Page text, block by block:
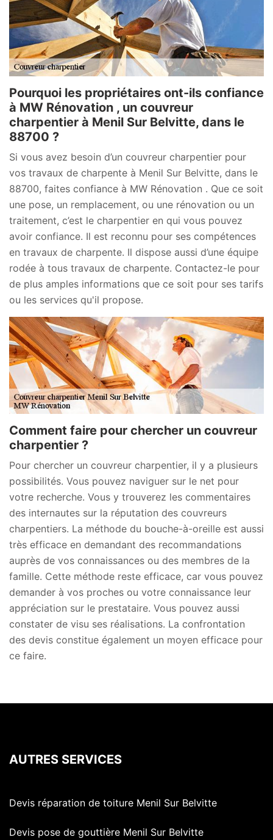
Pourquoi les propriétaires ont-ils confiance
à MW Rénovation , un couvreur
charpentier à Menil Sur Belvitte, dans le
88700 ?
Si vous avez besoin d’un couvreur charpentier pour
vos travaux de charpente à Menil Sur Belvitte, dans le
88700, faites confiance à MW Rénovation . Que ce soit
une pose, un remplacement, ou une rénovation ou un
traitement, c’est le charpentier en qui vous pouvez
avoir confiance. Il est reconnu pour ses compétences
en travaux de charpente. Il dispose aussi d’une équipe
rodée à tous travaux de charpente. Contactez-le pour
de plus amples informations que ce soit pour ses tarifs
ou les services qu'il propose.
Comment faire pour chercher un couvreur
charpentier ?
Pour chercher un couvreur charpentier, il y a plusieurs
possibilités. Vous pouvez naviguer sur le net pour
votre recherche. Vous y trouverez les commentaires
des internautes sur la réputation des couvreurs
charpentiers. La méthode du bouche-à-oreille est aussi
très efficace en demandant des recommandations
auprès de vos connaissances ou des membres de la
famille. Cette méthode reste efficace, car vous pouvez
demander à vos proches ou votre connaissance leur
appréciation sur le prestataire. Vous pouvez aussi
constater de visu ses réalisations. La confrontation
des devis constitue également un moyen efficace pour
ce faire.
AUTRES SERVICES
Devis réparation de toiture Menil Sur Belvitte
Devis pose de gouttière Menil Sur Belvitte